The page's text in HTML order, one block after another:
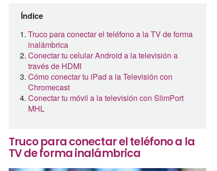
Índice
Truco para conectar el teléfono a la TV de forma
inalámbrica
Conectar tu celular Android a la televisión a
través de HDMI
Cómo conectar tu iPad a la Televisión con
Chromecast
Conectar tu móvil a la televisión con SlimPort
MHL
Truco para conectar el teléfono a la
TV de forma inalámbrica